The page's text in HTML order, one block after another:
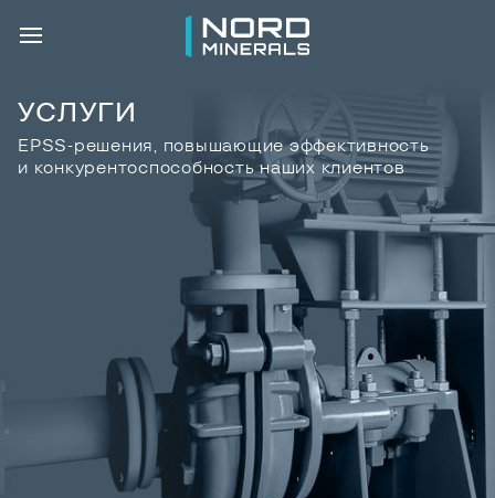
УСЛУГИ
EPSS-решения, повышающие эффективность
и конкурентоспособность наших клиентов